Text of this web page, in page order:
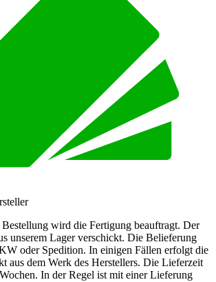
wird die Fertigung beauftragt. Der
unserem Lager verschickt. Die Belieferung
oder Spedition. In einigen Fällen erfolgt die
aus dem Werk des Herstellers. Die Lieferzeit
In der Regel ist mit einer Lieferung